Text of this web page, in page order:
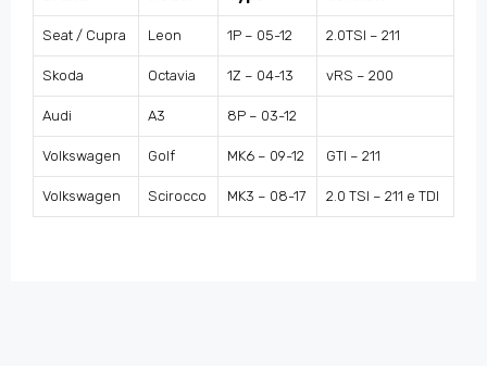
Seat / Cupra Leon 1P – 05-12 2.0TSI – 211
Skoda Octavia 1Z – 04-13 vRS – 200
Audi A3 8P – 03-12
Volkswagen Golf MK6 – 09-12 GTI – 211
Volkswagen Scirocco MK3 – 08-17 2.0 TSI – 211 e TDI